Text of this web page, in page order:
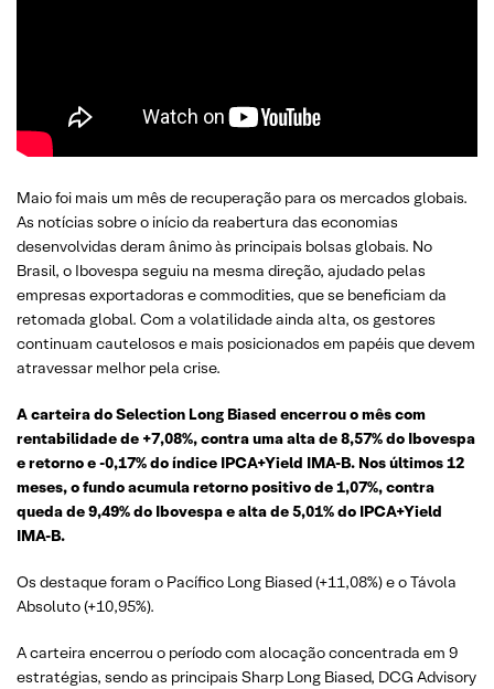
Maio foi mais um mês de recuperação para os mercados globais.
As notícias sobre o início da reabertura das economias
desenvolvidas deram ânimo às principais bolsas globais. No
Brasil, o Ibovespa seguiu na mesma direção, ajudado pelas
empresas exportadoras e commodities, que se beneficiam da
retomada global. Com a volatilidade ainda alta, os gestores
continuam cautelosos e mais posicionados em papéis que devem
atravessar melhor pela crise.
A carteira do Selection Long Biased encerrou o mês com
rentabilidade de +7,08%, contra uma alta de 8,57% do Ibovespa
e retorno e -0,17% do índice IPCA+Yield IMA-B. Nos últimos 12
meses, o fundo acumula retorno positivo de 1,07%, contra
queda de 9,49% do Ibovespa e alta de 5,01% do IPCA+Yield
IMA-B.
Os destaque foram o Pacífico Long Biased (+11,08%) e o Távola
Absoluto (+10,95%).
A carteira encerrou o período com alocação concentrada em 9
estratégias, sendo as principais Sharp Long Biased, DCG Advisory